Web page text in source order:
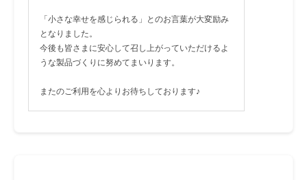
「小さな幸せを感じられる」とのお言葉が大変励み
となりました。
今後も皆さまに安心して召し上がっていただけるよ
うな製品づくりに努めてまいります。
またのご利用を心よりお待ちしております♪